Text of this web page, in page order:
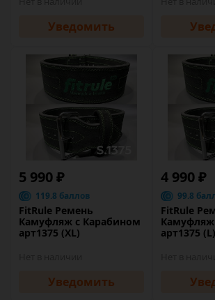
Уведомить
5 990 ₽
119.8 баллов
FitRule Ремень
Камуфляж с Карабином
арт1375 (XL)
Уведомить
4 990 ₽
99.8
FitRule
арт1375 (L)